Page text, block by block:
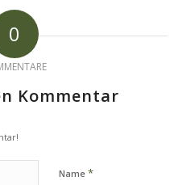
0
Kommentar
Name *